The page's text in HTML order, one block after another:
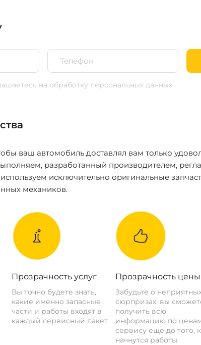
на обработку персональных данных
ваш автомобиль доставлял вам только
разработанный производителем,
исключительно оригинальные
механиков.
Прозрачность услуг
Вы точно будете знать,
какие именно запасные
части и работы входят в
каждый сервисный пакет.
Прозрачность цены
Забудьте о
сюрпризах: вы
получить всю
информацию по
сервису еще до того,
начнутся работы.